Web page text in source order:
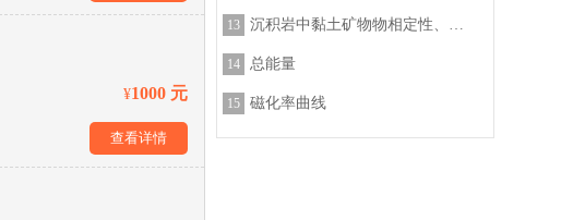
¥1000 元
查看详情
13 沉积岩中黏土矿物物相定性、定量分析
14 总能量
15 磁化率曲线